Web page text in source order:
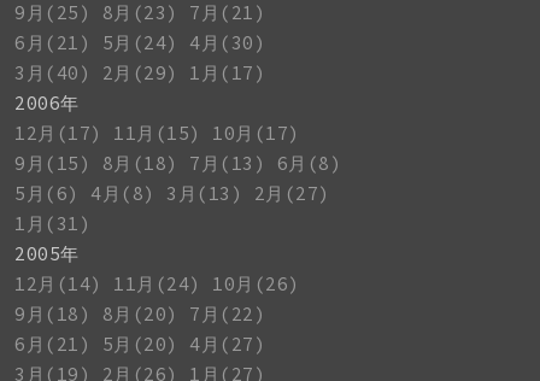
9月(25)
8月(23)
7月(21)
6月(21)
5月(24)
4月(30)
3月(40)
2月(29)
1月(17)
2006年
12月(17)
11月(15)
10月(17)
9月(15)
8月(18) 7月(13)
6月(8)
5月(6)
4月(8) 3月(13)
2月(27)
1月(31)
2005年
12月(14)
11月(24)
10月(26)
9月(18)
8月(20)
7月(22)
6月(21)
5月(20)
4月(27)
3月(19)
2月(26) 1月(27)